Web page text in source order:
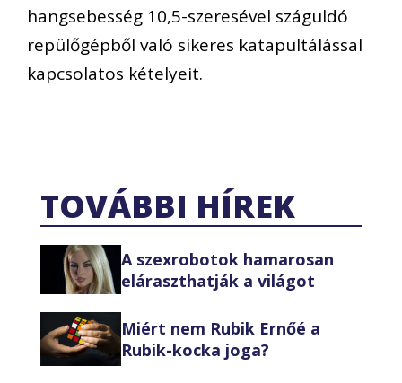
hangsebesség 10,5-szeresével száguldó
repülőgépből való sikeres katapultálással
kapcsolatos kételyeit.
TOVÁBBI HÍREK
A szexrobotok hamarosan
eláraszthatják a világot
Miért nem Rubik Ernőé a
Rubik-kocka joga?